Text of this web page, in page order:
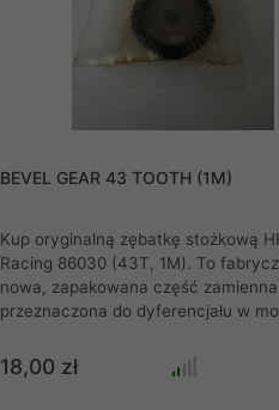
BEVEL GEAR 43 TOOTH (1M)
Kup oryginalną zębatkę stożkową
Racing 86030 (43T, 1M). To
nowa, zapakowana część zamienna
przeznaczona do dyferencjału w
niezawodność dzięki oryginalnym
HPI. Zębatka 43 zęby, moduł 1M.
18,00 zł